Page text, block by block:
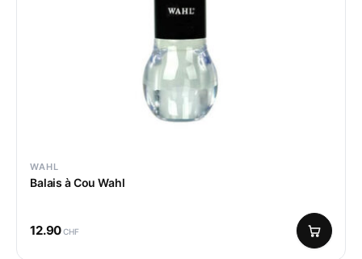
WAHL
Balais à Cou Wahl
12.90CHF